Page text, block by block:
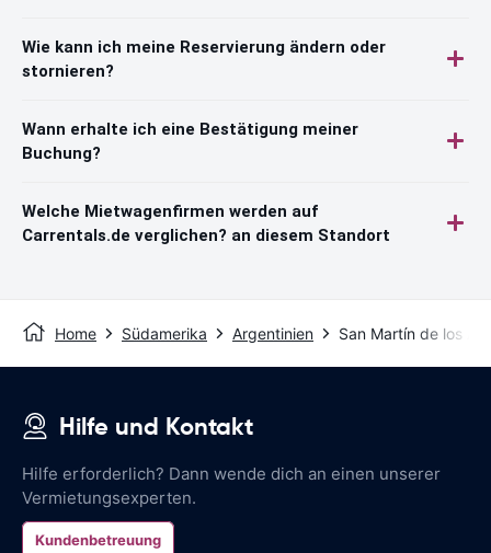
Wie kann ich meine Reservierung ändern oder
stornieren?
Wann erhalte ich eine Bestätigung meiner
Buchung?
Welche Mietwagenfirmen werden auf
Carrentals.de verglichen? an diesem Standort
Home Südamerika Argentinien San Martín de los
Hilfe und Kontakt
Hilfe erforderlich? Dann wende dich an einen unserer
Vermietungsexperten.
Kundenbetreuung